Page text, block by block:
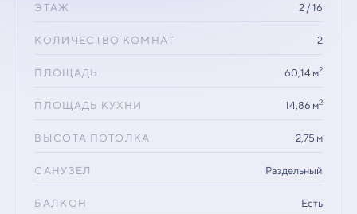
ЭТАЖ 2 / 16
КОЛИЧЕСТВО КОМНАТ 2
ПЛОЩАДЬ 60,14 м2
ПЛОЩАДЬ КУХНИ 14,86 м2
ВЫСОТА ПОТОЛКА 2,75 м
САНУЗЕЛ Раздельный
БАЛКОН Есть